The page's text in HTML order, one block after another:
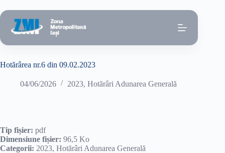
la
conținut
Hotărârea nr.6 din 09.02.2023
04/06/2026 2023, Hotărâri Adunarea Generală
Tip fișier: pdf
Dimensiune fișier: 96,5 Ko
Categorii: 2023, Hotărâri Adunarea Generală